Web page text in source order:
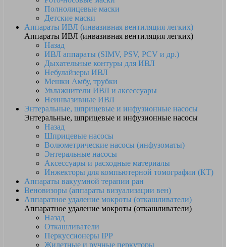
Полнолицевые маски
Детские маски
Аппараты ИВЛ (инвазивная вентиляция легких)
Аппараты ИВЛ (инвазивная вентиляция легких)
Назад
ИВЛ аппараты (SIMV, PSV, PCV и др.)
Дыхательные контуры для ИВЛ
Небулайзеры ИВЛ
Мешки Амбу, трубки
Увлажнители ИВЛ и аксессуары
Неинвазивные ИВЛ
Энтеральные, шприцевые и инфузионные насосы
Энтеральные, шприцевые и инфузионные насосы
Назад
Шприцевые насосы
Волюметрические насосы (инфузоматы)
Энтеральные насосы
Аксессуары и расходные материалы
Инжекторы для компьютерной томографии (КТ)
Аппараты вакуумной терапии ран
Веновизоры (аппараты визуализации вен)
Аппаратное удаление мокроты (откашливатели)
Аппаратное удаление мокроты (откашливатели)
Назад
Откашливатели
Перкуссионеры IPP
Жилетные и ручные перкуторы